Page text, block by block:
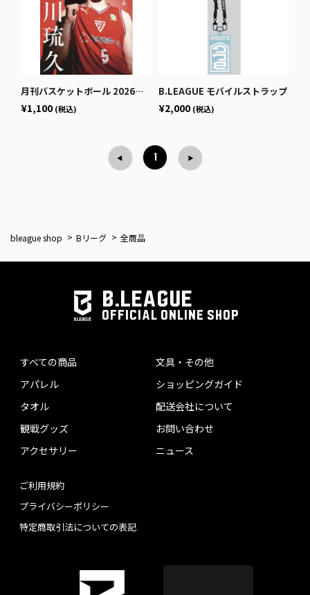
月刊バスケットボール 2026年1月号 (発売日2025年11月25日)
¥1,100 (税込)
B.LEAGUE モバイルストラップ
¥2,000 (税込)
1
bleague shop Bリーグ 全商品
B.LEAGUE
OFFICIAL ONLINE SHOP
すべての商品
アパレル
タオル
観戦グッズ
アクセサリー
文具・その他
ショッピングガイド
配送会社について
お問い合わせ
ニュース
ご利用規約
プライバシーポリシー
特定商取引法についての表記